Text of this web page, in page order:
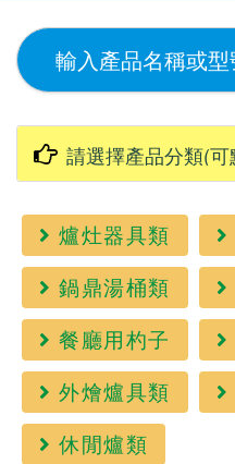
爐灶器具類
鍋鼎湯桶類
餐廳用杓子
外燴爐具類
休閒爐類